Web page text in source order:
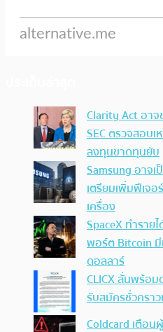
Clarity Act อาจ
SEC ตรวจสอบ
ลงทุนขาดทุนยับ
Samsung อาจ
เตรียมเพิ่มฟีเจ
เครื่อง
SpaceX ทำราย
พอร์ต Bitcoin
ดอลลาร์
CLICX ลั่นพร้อ
รับสมัครชั่วครา
Coldcard เตือ